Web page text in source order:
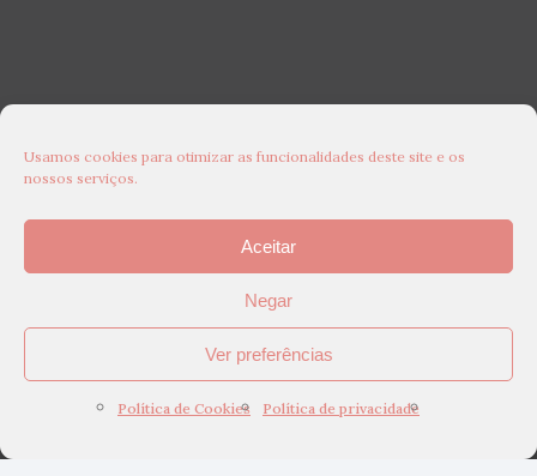
Usamos cookies para otimizar as funcionalidades deste site e os
nossos serviços.
Aceitar
Negar
Ver preferências
Política de Cookies Política de privacidade